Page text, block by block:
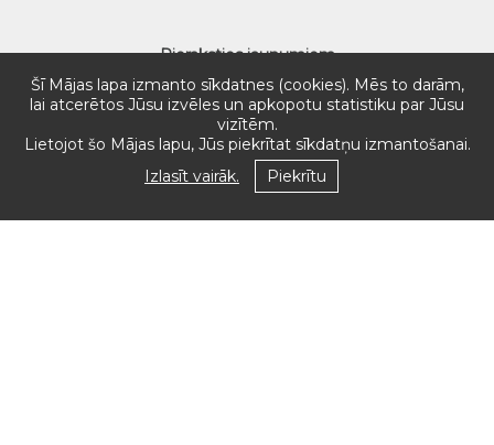
Pieraksties jaunumiem
Šī Mājas lapa izmanto sīkdatnes (cookies). Mēs to darām,
lai atcerētos Jūsu izvēles un apkopotu statistiku par Jūsu
vizītēm.
Lietojot šo Mājas lapu, Jūs piekrītat sīkdatņu izmantošanai.
Izlasīt vairāk.
Piekrītu